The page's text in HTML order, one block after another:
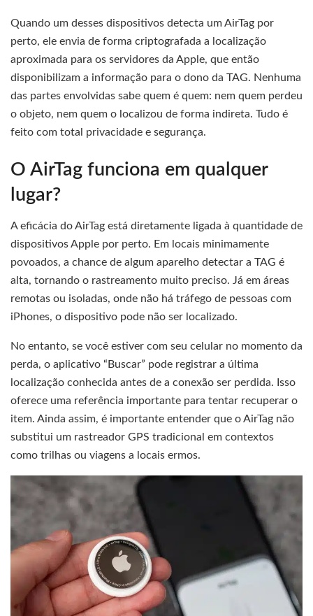
Quando um desses dispositivos detecta um AirTag por
perto, ele envia de forma criptografada a localização
aproximada para os servidores da Apple, que então
disponibilizam a informação para o dono da TAG. Nenhuma
das partes envolvidas sabe quem é quem: nem quem perdeu
o objeto, nem quem o localizou de forma indireta. Tudo é
feito com total privacidade e segurança.
O AirTag funciona em qualquer
lugar?
A eficácia do AirTag está diretamente ligada à quantidade de
dispositivos Apple por perto. Em locais minimamente
povoados, a chance de algum aparelho detectar a TAG é
alta, tornando o rastreamento muito preciso. Já em áreas
remotas ou isoladas, onde não há tráfego de pessoas com
iPhones, o dispositivo pode não ser localizado.
No entanto, se você estiver com seu celular no momento da
perda, o aplicativo “Buscar” pode registrar a última
localização conhecida antes de a conexão ser perdida. Isso
oferece uma referência importante para tentar recuperar o
item. Ainda assim, é importante entender que o AirTag não
substitui um rastreador GPS tradicional em contextos
como trilhas ou viagens a locais ermos.